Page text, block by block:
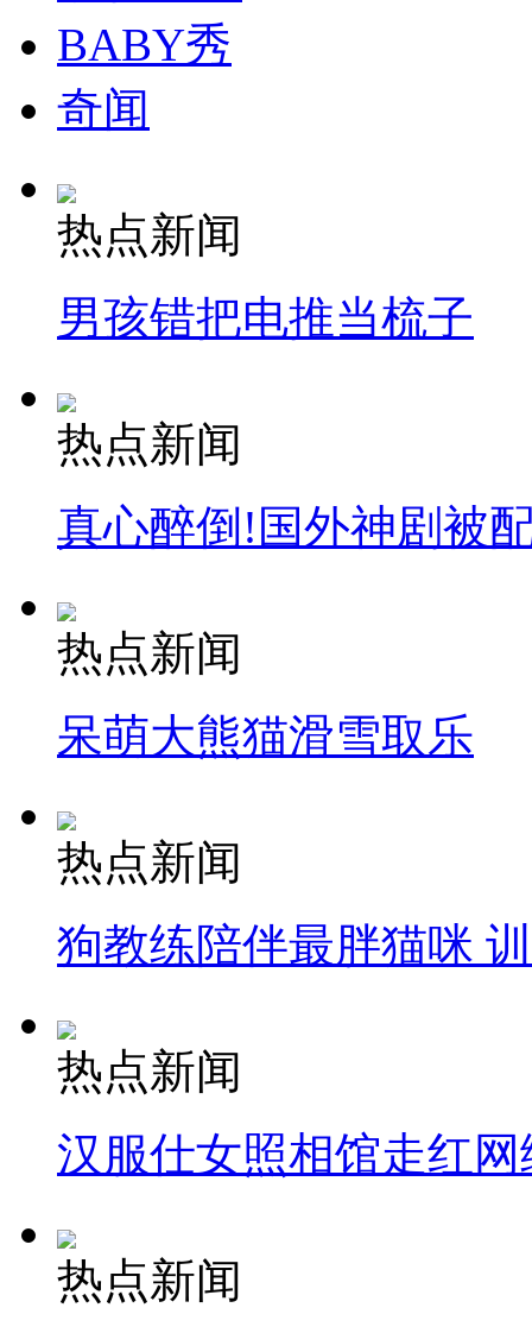
消防员救轻生者 花炮节热闹非凡
司机酒驾遇交警 急速倒车逃窜
BABY秀
奇闻
热点新闻
男孩错把电推当梳子
热点新闻
真心醉倒!国外神剧被
热点新闻
呆萌大熊猫滑雪取乐
热点新闻
狗教练陪伴最胖猫咪
热点新闻
汉服仕女照相馆走红网
热点新闻